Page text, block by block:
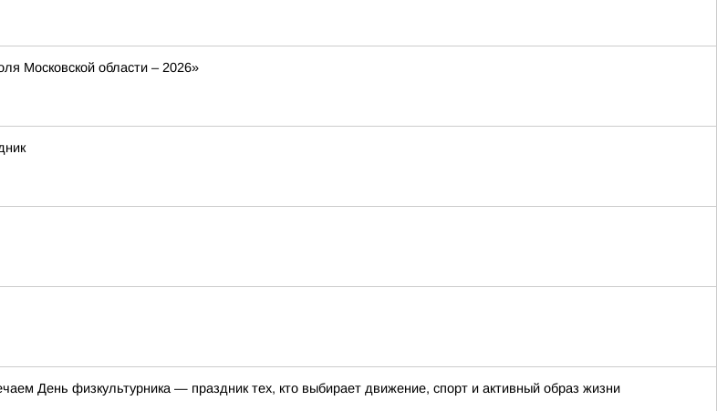
Московской области – 2026»
День физкультурника — праздник тех, кто выбирает движение, спорт и активный образ жизни